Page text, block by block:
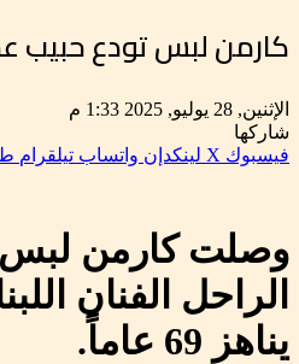
كارمن لبس تودع حبيب
الإثنين, 28 يوليو, 2025 1:33 م
شاركها
فيسبوك ‫X لينكدإن واتساب تيلقرام
وصلت كارمن لبس
يناهز 69 عاماً.